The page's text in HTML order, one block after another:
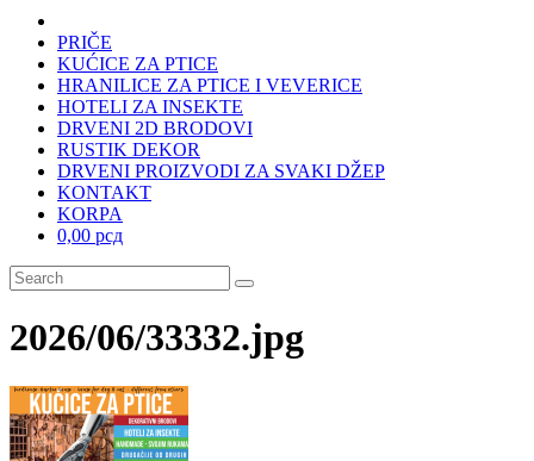
PRIČE
KUĆICE ZA PTICE
HRANILICE ZA PTICE I VEVERICE
HOTELI ZA INSEKTE
DRVENI 2D BRODOVI
RUSTIK DEKOR
DRVENI PROIZVODI ZA SVAKI DŽEP
KONTAKT
KORPA
0,00 рсд
2026/06/33332.jpg